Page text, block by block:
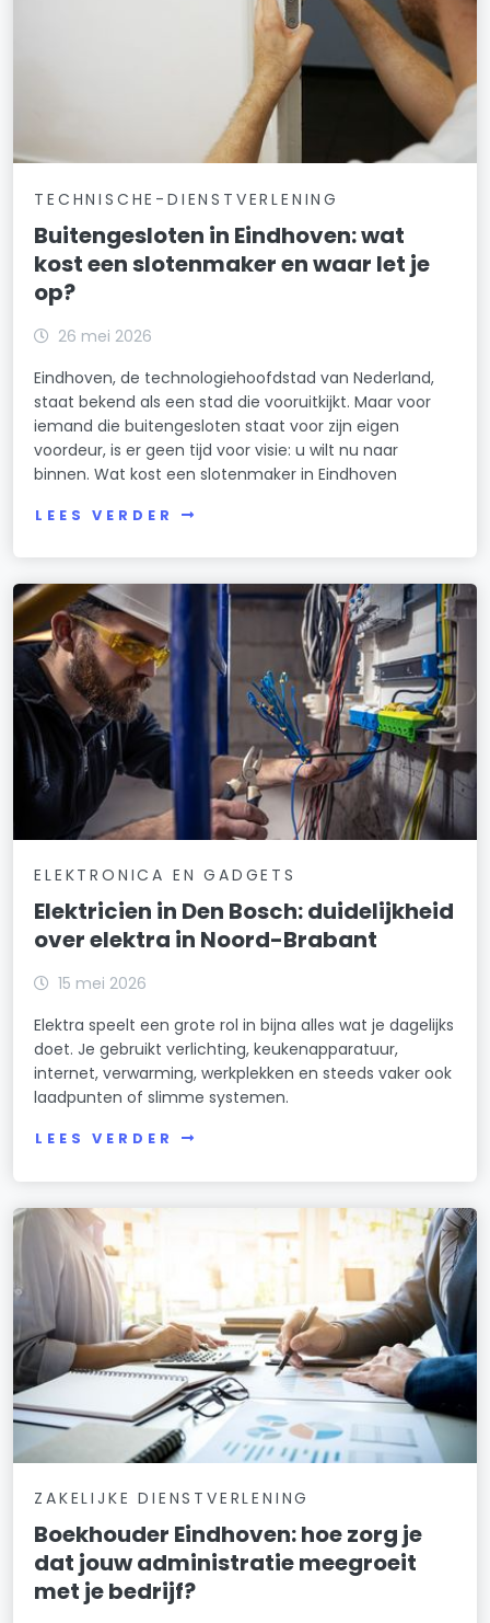
TECHNISCHE-DIENSTVERLENING
Buitengesloten in Eindhoven: wat
kost een slotenmaker en waar let je
op?
26 mei 2026
Eindhoven, de technologiehoofdstad van Nederland,
staat bekend als een stad die vooruitkijkt. Maar voor
iemand die buitengesloten staat voor zijn eigen
voordeur, is er geen tijd voor visie: u wilt nu naar
binnen. Wat kost een slotenmaker in Eindhoven
LEES VERDER
ELEKTRONICA EN GADGETS
Elektricien in Den Bosch: duidelijkheid
over elektra in Noord-Brabant
15 mei 2026
Elektra speelt een grote rol in bijna alles wat je dagelijks
doet. Je gebruikt verlichting, keukenapparatuur,
internet, verwarming, werkplekken en steeds vaker ook
laadpunten of slimme systemen.
LEES VERDER
ZAKELIJKE DIENSTVERLENING
Boekhouder Eindhoven: hoe zorg je
dat jouw administratie meegroeit
met je bedrijf?